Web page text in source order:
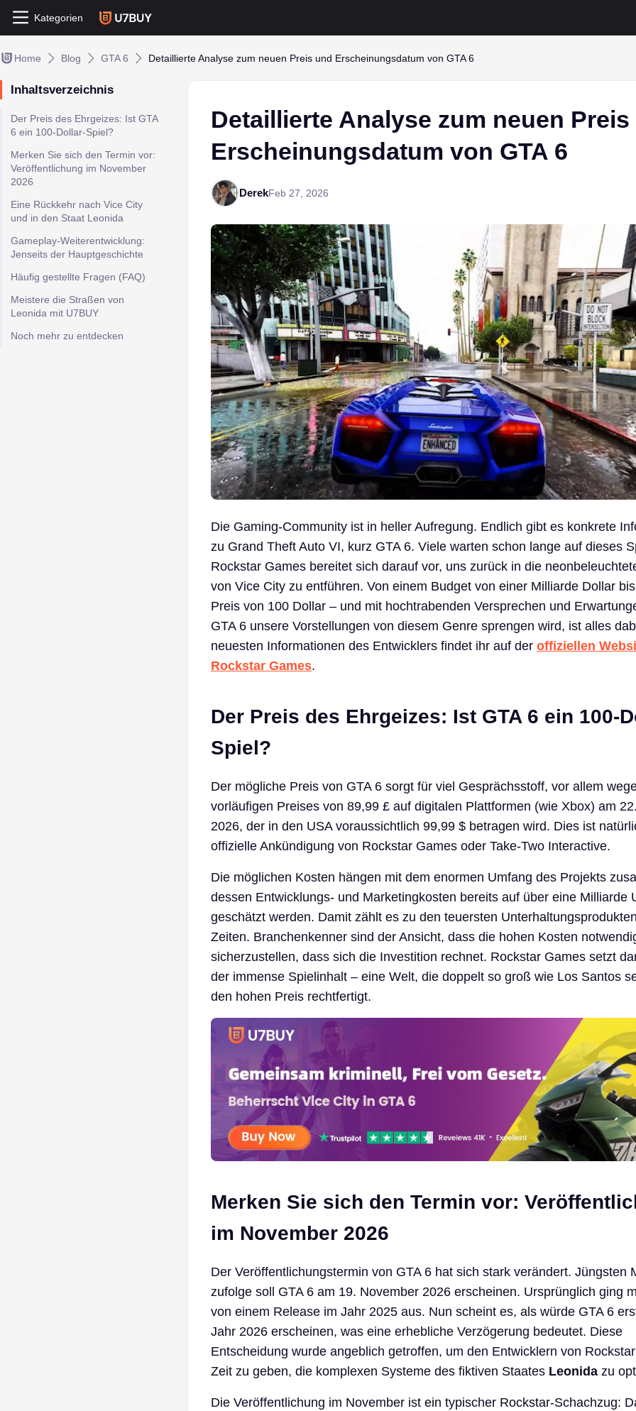
Kategorien
Home Blog GTA 6 Detaillierte Analyse zum neuen Preis und Erscheinungsdatum von GTA 6
Inhaltsverzeichnis
Der Preis des Ehrgeizes: Ist GTA
6 ein 100-Dollar-Spiel?
Merken Sie sich den Termin vor:
Veröffentlichung im November
2026
Eine Rückkehr nach Vice City
und in den Staat Leonida
Gameplay-Weiterentwicklung:
Jenseits der Hauptgeschichte
Häufig gestellte Fragen (FAQ)
Meistere die Straßen von
Leonida mit U7BUY
Noch mehr zu entdecken
Detaillierte Analyse zum neuen
Erscheinungsdatum von GTA 6
DerekFeb 27, 2026
Die Gaming-Community ist in heller Aufregung. Endlich gibt es konkrete
zu Grand Theft Auto VI, kurz GTA 6. Viele warten schon lange auf dieses
Rockstar Games bereitet sich darauf vor, uns zurück in die
von Vice City zu entführen. Von einem Budget von einer Milliarde Dollar
Preis von 100 Dollar – und mit hochtrabenden Versprechen und
GTA 6 unsere Vorstellungen von diesem Genre sprengen wird, ist alles
neuesten Informationen des Entwicklers findet ihr auf der offiziellen
Rockstar Games.
Der Preis des Ehrgeizes: Ist GTA 6 ein 100-
Spiel?
Der mögliche Preis von GTA 6 sorgt für viel Gesprächsstoff, vor allem
vorläufigen Preises von 89,99 £ auf digitalen Plattformen (wie Xbox) am
2026, der in den USA voraussichtlich 99,99 $ betragen wird. Dies ist
offizielle Ankündigung von Rockstar Games oder Take-Two Interactive.
Die möglichen Kosten hängen mit dem enormen Umfang des Projekts
dessen Entwicklungs- und Marketingkosten bereits auf über eine Milliarde
geschätzt werden. Damit zählt es zu den teuersten
Zeiten. Branchenkenner sind der Ansicht, dass die hohen Kosten
sicherzustellen, dass sich die Investition rechnet. Rockstar Games setzt
der immense Spielinhalt – eine Welt, die doppelt so groß wie Los Santos
den hohen Preis rechtfertigt.
Merken Sie sich den Termin vor:
im November 2026
Der Veröffentlichungstermin von GTA 6 hat sich stark verändert. Jüngsten
zufolge soll GTA 6 am 19. November 2026 erscheinen. Ursprünglich ging
von einem Release im Jahr 2025 aus. Nun scheint es, als würde GTA 6
Jahr 2026 erscheinen, was eine erhebliche Verzögerung bedeutet. Diese
Entscheidung wurde angeblich getroffen, um den Entwicklern von
Zeit zu geben, die komplexen Systeme des fiktiven Staates Leonida zu
Die Veröffentlichung im November ist ein typischer Rockstar-Schachzug: